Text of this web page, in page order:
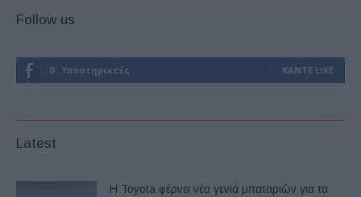
Follow us
0 Υποστηρικτές ΚΆΝΤΕ LIKE
Latest
Η Toyota φέρνει νέα γενιά μπαταριών για τα